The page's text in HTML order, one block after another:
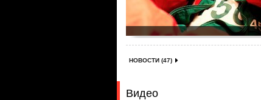
НОВОСТИ (47)
Видео